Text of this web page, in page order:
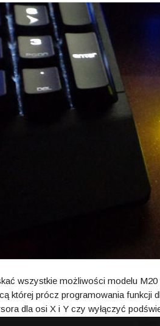
wszystkie możliwości modelu
której prócz programowania funkcji
dla osi X i Y czy wyłączyć